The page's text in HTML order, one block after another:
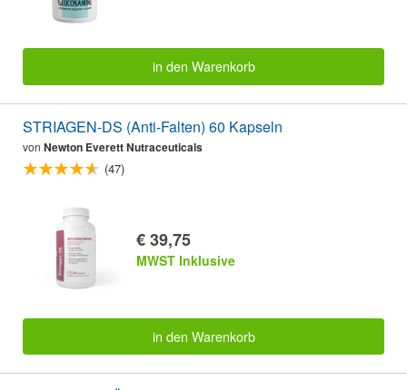
in den Warenkorb
STRIAGEN-DS (Anti-Falten) 60 Kapseln
von Newton Everett Nutraceuticals
(47)
€ 39,75
MWST Inklusive
in den Warenkorb